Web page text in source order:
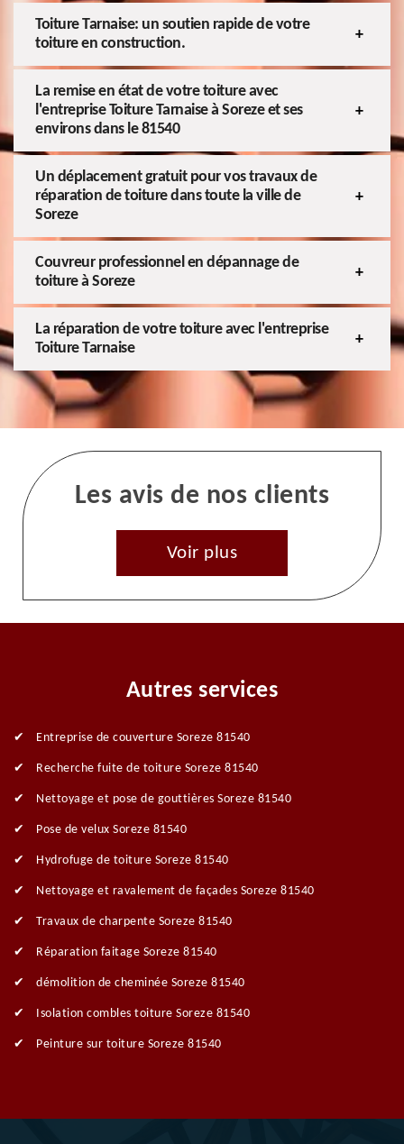
Toiture Tarnaise: un soutien rapide de votre
toiture en construction.
La remise en état de votre toiture avec
l'entreprise Toiture Tarnaise à Soreze et ses
environs dans le 81540
Un déplacement gratuit pour vos travaux de
réparation de toiture dans toute la ville de
Soreze
Couvreur professionnel en dépannage de
toiture à Soreze
La réparation de votre toiture avec l'entreprise
Toiture Tarnaise
Les avis de nos clients
Voir plus
Autres services
Entreprise de couverture Soreze 81540
Recherche fuite de toiture Soreze 81540
Nettoyage et pose de gouttières Soreze 81540
Pose de velux Soreze 81540
Hydrofuge de toiture Soreze 81540
Nettoyage et ravalement de façades Soreze 81540
Travaux de charpente Soreze 81540
Réparation faitage Soreze 81540
démolition de cheminée Soreze 81540
Isolation combles toiture Soreze 81540
Peinture sur toiture Soreze 81540